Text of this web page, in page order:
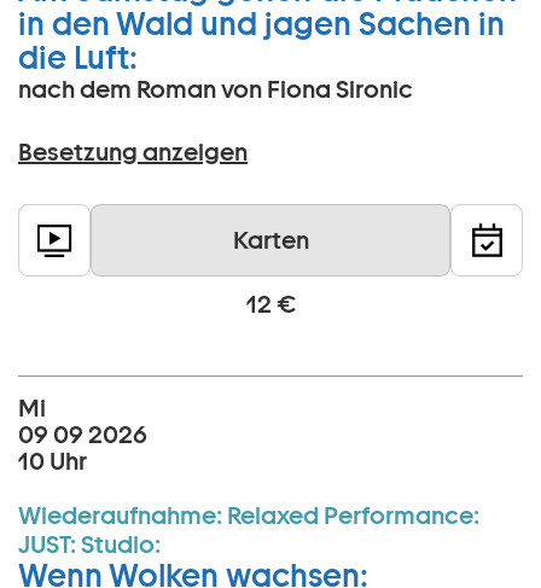
in den Wald und jagen Sachen in
die Luft:
nach dem Roman von Fiona Sironic
Besetzung anzeigen
Karten
12 €
Mi
09 09 2026
10 Uhr
Wiederaufnahme: Relaxed Performance:
JUST: Studio:
Wenn Wolken wachsen: